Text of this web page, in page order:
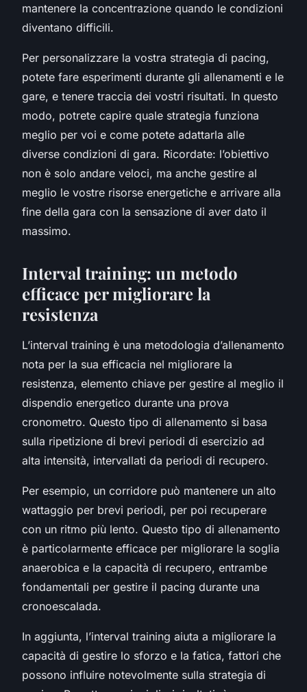
mantenere la concentrazione quando le condizioni
diventano difficili.
Per personalizzare la vostra strategia di pacing,
potete fare esperimenti durante gli allenamenti e le
gare, e tenere traccia dei vostri risultati. In questo
modo, potrete capire quale strategia funziona
meglio per voi e come potete adattarla alle
diverse condizioni di gara. Ricordate: l’obiettivo
non è solo andare veloci, ma anche gestire al
meglio le vostre risorse energetiche e arrivare alla
fine della gara con la sensazione di aver dato il
massimo.
Interval training: un metodo
efficace per migliorare la
resistenza
L’interval training è una metodologia d’allenamento
nota per la sua efficacia nel migliorare la
resistenza, elemento chiave per gestire al meglio il
dispendio energetico durante una prova
cronometro. Questo tipo di allenamento si basa
sulla ripetizione di brevi periodi di esercizio ad
alta intensità, intervallati da periodi di recupero.
Per esempio, un corridore può mantenere un alto
wattaggio per brevi periodi, per poi recuperare
con un ritmo più lento. Questo tipo di allenamento
è particolarmente efficace per migliorare la soglia
anaerobica e la capacità di recupero, entrambe
fondamentali per gestire il pacing durante una
cronoescalada.
In aggiunta, l’interval training aiuta a migliorare la
capacità di gestire lo sforzo e la fatica, fattori che
possono influire notevolmente sulla strategia di